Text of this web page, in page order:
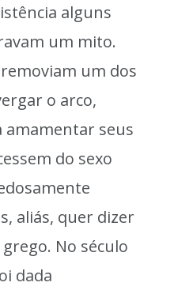
alguns
um mito.
um dos
o arco,
seus
do sexo
aliás, quer dizer
No século
dada